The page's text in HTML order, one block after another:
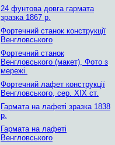
24 фунтова довга гармата
зразка 1867 р.
Фортечний станок конструкції
Венгловського
Фортечний станок
Венгловського (макет), Фото з
мережі.
Фортечний лафет конструкції
Венгловського, сер. ХІХ ст.
Гармата на лафеті зразка 1838
р.
Гармата на лафеті
Венгловського